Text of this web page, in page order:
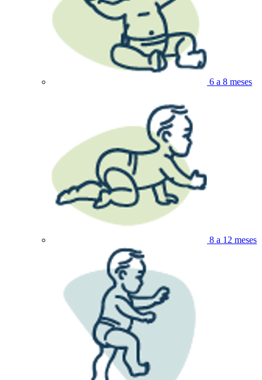
6 a 8 meses
8 a 12 meses